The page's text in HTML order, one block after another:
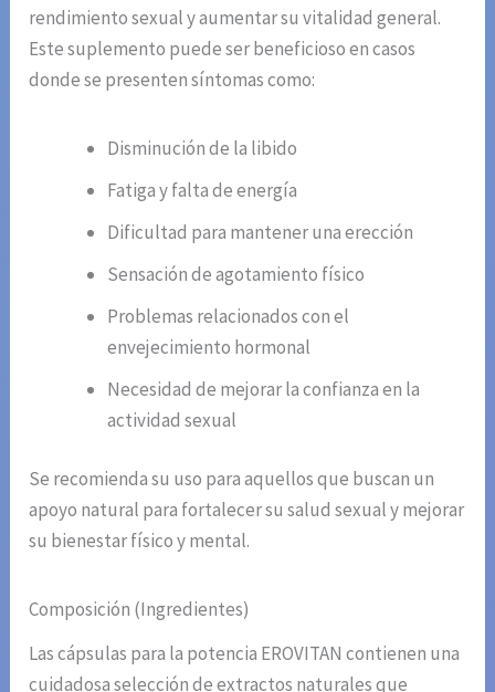
rendimiento sexual y aumentar su vitalidad general.
Este suplemento puede ser beneficioso en casos
donde se presenten síntomas como:
Disminución de la libido
Fatiga y falta de energía
Dificultad para mantener una erección
Sensación de agotamiento físico
Problemas relacionados con el
envejecimiento hormonal
Necesidad de mejorar la confianza en la
actividad sexual
Se recomienda su uso para aquellos que buscan un
apoyo natural para fortalecer su salud sexual y mejorar
su bienestar físico y mental.
Composición (Ingredientes)
Las cápsulas para la potencia EROVITAN contienen una
cuidadosa selección de extractos naturales que